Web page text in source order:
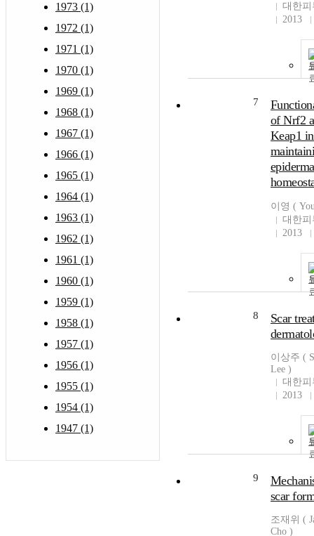
1973 (1)
1972 (1)
1971 (1)
1970 (1)
1969 (1)
1968 (1)
1967 (1)
1966 (1)
1965 (1)
1964 (1)
1963 (1)
1962 (1)
1961 (1)
1960 (1)
1959 (1)
1958 (1)
1957 (1)
1956 (1)
1955 (1)
1954 (1)
1947 (1)
대한
2013
7
of Nrf2
Keap1 in
이영 (
대한
2013
8
Scar
이상주 (
Lee )
대한
2013
9
scar
조재위 (
Cho )